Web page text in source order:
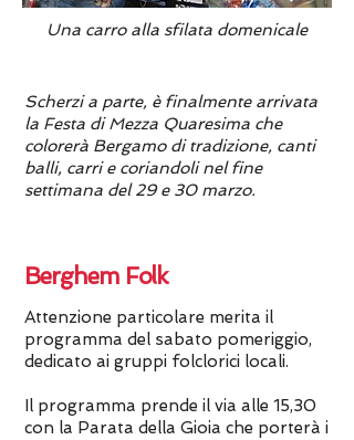
Una carro alla sfilata domenicale
Scherzi a parte, è finalmente arrivata
la Festa di Mezza Quaresima che
colorerà Bergamo di tradizione, canti
balli, carri e coriandoli nel fine
settimana del 29 e 30 marzo.
Berghem Folk
Attenzione particolare merita il
programma del sabato pomeriggio,
dedicato ai gruppi folclorici locali.
Il programma prende il via alle 15,30
con la Parata della Gioia che porterà i